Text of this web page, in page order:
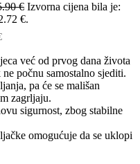
€ Izvorna cijena bila je:
€.
već od prvog dana života
počnu samostalno sjediti.
pa će se mališan
zagrljaju.
sigurnost, zbog stabilne
omogućuje da se uklopi